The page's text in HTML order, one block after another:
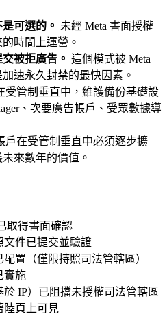
可選的。 未經 Meta 書面授權
時間上運營。
被拒廣告。 這個模式被 Meta
速永久封禁的最快因素。
受管制垂直中，維護備份基礎設
、次要廣告帳戶、受眾數據導
戶在受管制垂直中必須逐步擴
來數年的價值。
取得書面確認
文件已提交並驗證
置（僅限持照司法管轄區）
實施
IP）已阻擋未授權司法管轄區
陸頁上可見